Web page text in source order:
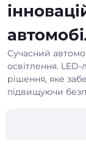
Сучасний
освітлення.
рішення, яке
підвищуючи
альтернативою